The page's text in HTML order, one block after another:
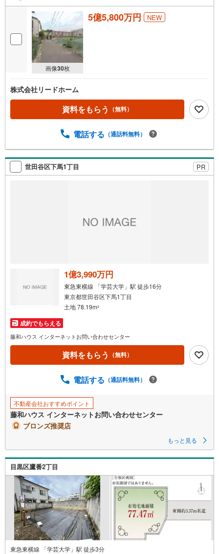
画像30枚
5億5,800万円 NEW
株式会社リードホーム
資料をもらう （無料）
電話する （通話料無料）
世田谷区下馬1丁目 PR
1億3,990万円
東急東横線 「学芸大学」駅 徒歩16分
東京都世田谷区下馬1丁目
土地 78.19m2
成約でもらえる
藤和ハウス インターネットお問い合わせセンター
資料をもらう （無料）
電話する （通話料無料）
不動産会社おすすめポイント
藤和ハウス インターネットお問い合わせセンター
ブロンズ推奨店
もっと見る
目黒区鷹番2丁目
東急東横線 「学芸大学」駅 徒歩3分